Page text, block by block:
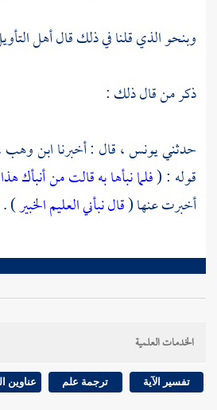
وبنحو الذي قلنا في ذلك قال أهل
ذكر من قال ذلك :
حدثنييونس ،قال : أخبرناابن وهب
قوله : (فلما نبأها به قالت من أنبأك
أخبرت عنها (قال نبأني العليم الخبير) .
الخدمات العلمية
تفسير الآية ترجمة علم عناوين